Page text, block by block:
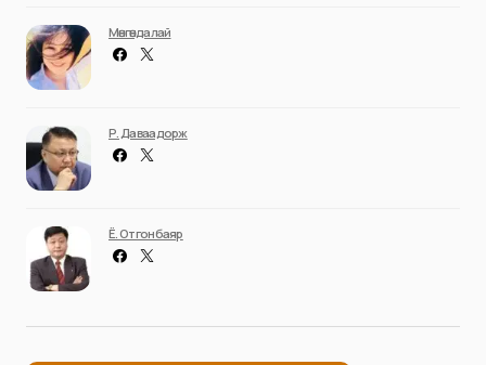
Мөнгөндалай
Р. Даваадорж
Ё. Отгонбаяр